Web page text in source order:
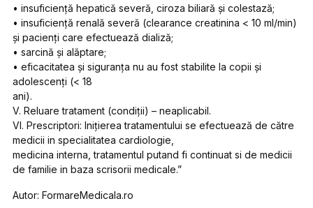
• insuficienţă hepatică severă, ciroza biliară şi colestază;
• insuficienţă renală severă (clearance creatinina < 10 ml/min)
şi pacienţi care efectuează dializă;
• sarcină şi alăptare;
• eficacitatea şi siguranţa nu au fost stabilite la copii şi
adolescenţi (< 18
ani).
V. Reluare tratament (condiţii) – neaplicabil.
VI. Prescriptori: Iniţierea tratamentului se efectuează de către
medicii in specialitatea cardiologie,
medicina interna, tratamentul putand fi continuat si de medicii
de familie in baza scrisorii medicale.”
Autor: FormareMedicala.ro